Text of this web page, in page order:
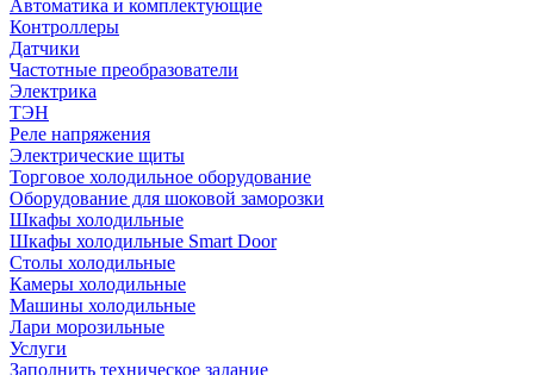
Автоматика и комплектующие
Контроллеры
Датчики
Частотные преобразователи
Электрика
ТЭН
Реле напряжения
Электрические щиты
Торговое холодильное оборудование
Оборудование для шоковой заморозки
Шкафы холодильные
Шкафы холодильные Smart Door
Столы холодильные
Камеры холодильные
Машины холодильные
Лари морозильные
Услуги
Заполнить техническое задание